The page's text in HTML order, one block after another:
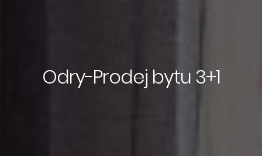
Odry-Prodej bytu 3+1